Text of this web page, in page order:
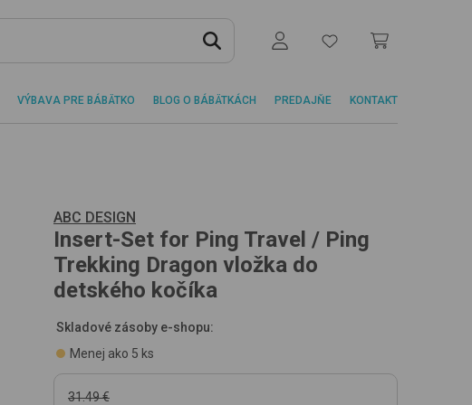
VÝBAVA PRE BÁBÄTKO BLOG O BÁBÄTKÁCH PREDAJŇE KONTAKT
ABC DESIGN
Insert-Set for Ping Travel / Ping
Trekking Dragon vložka do
detského kočíka
Skladové zásoby e-shopu:
Menej ako 5 ks
31.49 €